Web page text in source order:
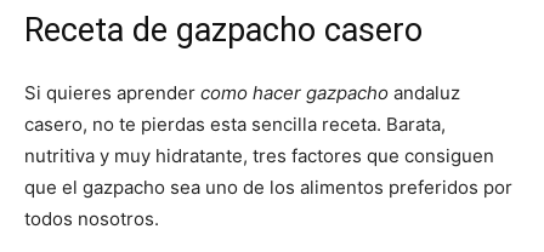
Receta de gazpacho casero
Si quieres aprender como hacer gazpacho andaluz
casero, no te pierdas esta sencilla receta. Barata,
nutritiva y muy hidratante, tres factores que consiguen
que el gazpacho sea uno de los alimentos preferidos por
todos nosotros.